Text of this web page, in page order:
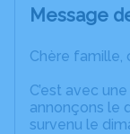
Message
Chère famille,
C’est avec
annonçons le
survenu le